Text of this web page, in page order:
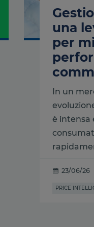
una
per
In un
è intensa
23/06/26
PRICE